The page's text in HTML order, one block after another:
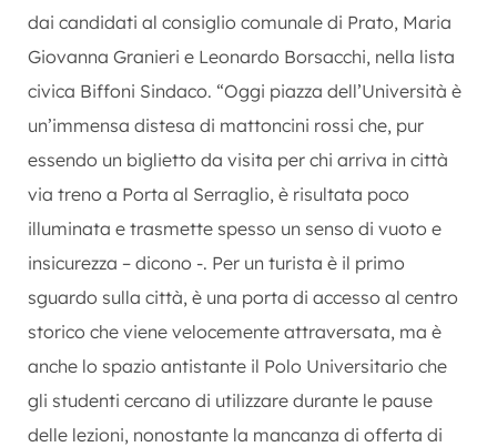
dai candidati al consiglio comunale di Prato, Maria
Giovanna Granieri e Leonardo Borsacchi, nella lista
civica Biffoni Sindaco. “Oggi piazza dell’Università è
un’immensa distesa di mattoncini rossi che, pur
essendo un biglietto da visita per chi arriva in città
via treno a Porta al Serraglio, è risultata poco
illuminata e trasmette spesso un senso di vuoto e
insicurezza – dicono -. Per un turista è il primo
sguardo sulla città, è una porta di accesso al centro
storico che viene velocemente attraversata, ma è
anche lo spazio antistante il Polo Universitario che
gli studenti cercano di utilizzare durante le pause
delle lezioni, nonostante la mancanza di offerta di